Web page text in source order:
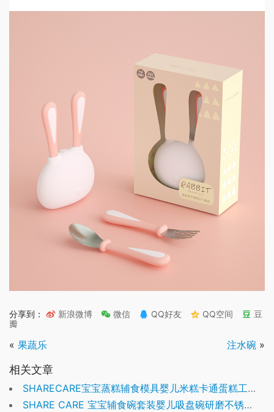
分享到： 新浪微博 微信 QQ好友 QQ空间
豆
瓣
« 果蔬乐 注水碗 »
相关文章
SHARECARE宝宝蒸糕辅食模具婴儿米糕卡通蛋糕工具可蒸煮硅胶耐高温模具
SHARE CARE 宝宝辅食碗套装婴儿吸盘碗研磨不锈钢儿童餐具注水保温碗